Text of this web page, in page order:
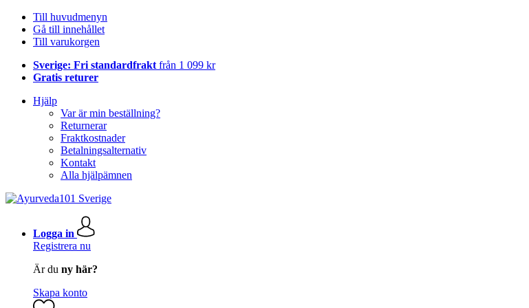
Till huvudmenyn
Gå till innehållet
Till varukorgen
Sverige: Fri standardfrakt från 1 099 kr
Gratis returer
Hjälp
Var är min beställning?
Returnerar
Fraktkostnader
Betalningsalternativ
Kontakt
Alla hjälpämnen
Logga in
Registrera nu
Är du ny här?
Skapa konto